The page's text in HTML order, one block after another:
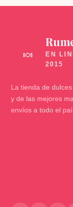
🍬
La tienda de
y de las mejores
envíos a todo el